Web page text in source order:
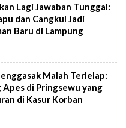
Lagi Jawaban Tunggal:
dan Cangkul Jadi
Baru di Lampung
Malah Terlelap:
Apes di Pringsewu yang
di Kasur Korban